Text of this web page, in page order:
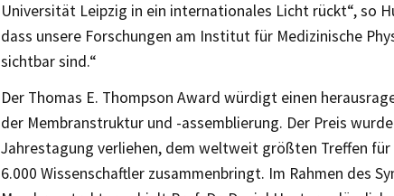
Universität Leipzig in ein internationales Licht rückt“, so
dass unsere Forschungen am Institut für Medizinische
sichtbar sind.“
Der Thomas E. Thompson Award würdigt einen
der Membranstruktur und -assemblierung. Der Preis
Jahrestagung verliehen, dem weltweit größten Treffen für
6.000 Wissenschaftler zusammenbringt. Im Rahmen des